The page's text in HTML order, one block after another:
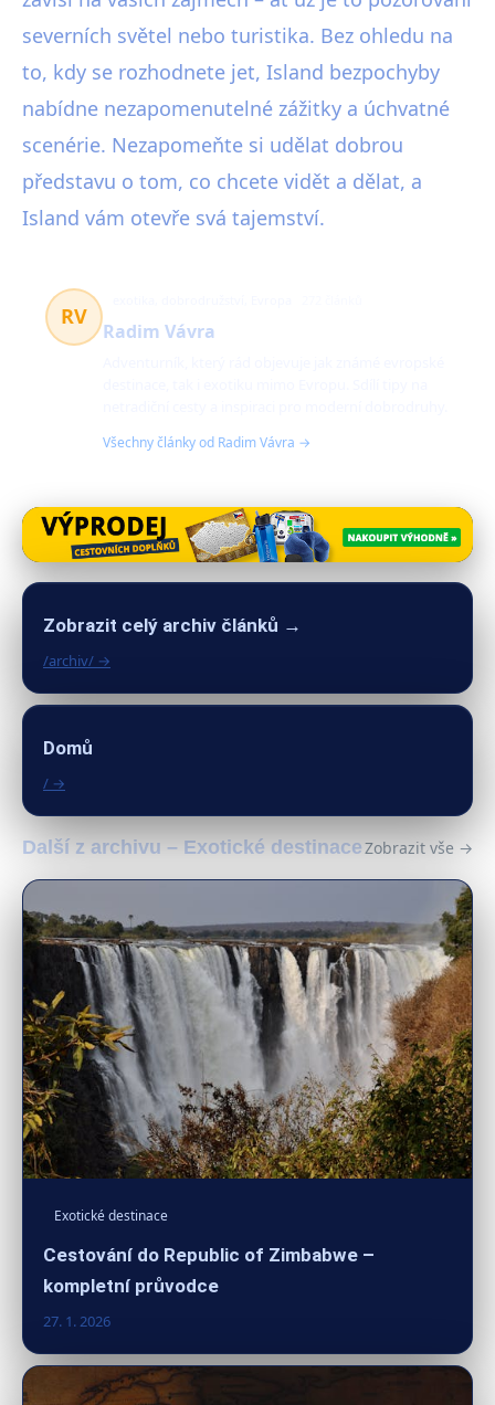
severních světel nebo turistika. Bez ohledu na
to, kdy se rozhodnete jet, Island bezpochyby
nabídne nezapomenutelné zážitky a úchvatné
scenérie. Nezapomeňte si udělat dobrou
představu o tom, co chcete vidět a dělat, a
Island vám otevře svá tajemství.
RV
Radim Vávra
Všechny články od Radim Vávra →
Zobrazit celý archiv článků →
/archiv/ →
Domů
/ →
Další z archivu – Exotické destinaceZobrazit vše →
Exotické destinace
Cestování do Republic of Zimbabwe –
kompletní průvodce
27. 1. 2026